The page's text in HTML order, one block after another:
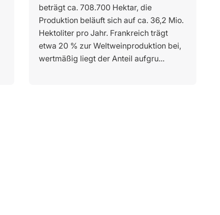
beträgt ca. 708.700 Hektar, die
Produktion beläuft sich auf ca. 36,2 Mio.
Hektoliter pro Jahr. Frankreich trägt
etwa 20 % zur Weltweinproduktion bei,
wertmäßig liegt der Anteil aufgru...